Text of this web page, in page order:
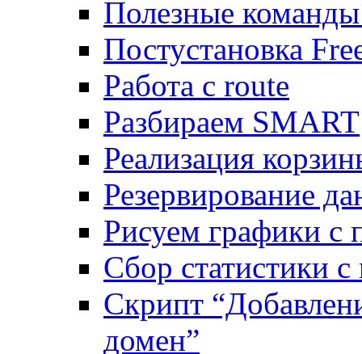
Полезные
Постустановка
Работа с route
Разбираем SMART
Реализация
Резервирование
Рисуем графики
Сбор статистики
Скрипт
домен”